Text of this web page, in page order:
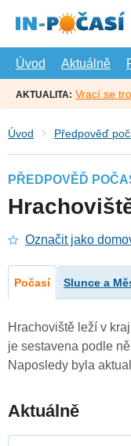
hlavní
Úvod
Aktuálně
AKTUALITA: Vrací se
Úvod Předpověď
PŘEDPOVĚĎ
Označit jako
Počasí Slunce a
Hrachoviště leží v
je sestavena podle
Naposledy byla
Aktuálně